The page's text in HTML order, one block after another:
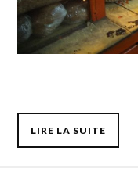
LIRE LA SUITE